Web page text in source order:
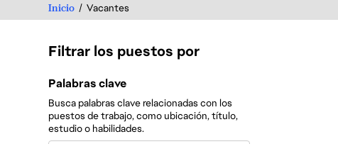
Inicio Vacantes
Filtrar los puestos por
Filtrar los puestos por
Palabras clave
Busca palabras clave relacionadas con los
puestos de trabajo, como ubicación, título,
estudio o habilidades.